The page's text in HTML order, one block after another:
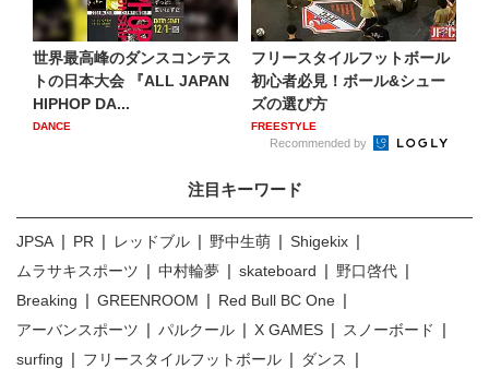
世界最高峰のダンスコンテス
トの日本大会 『ALL JAPAN
HIPHOP DA...
DANCE
フリースタイルフットボール
初心者必見！ボール&シュー
ズの選び方
FREESTYLE
Recommended by
注目キーワード
JPSA PR レッドブル 野中生萌
Shigekix
ムラサキスポーツ
中村輪夢 skateboard
野口啓代
Breaking
GREENROOM
Red Bull BC One
アーバンスポーツ
パルクール X GAMES
スノーボード
surfing
フリースタイルフットボール
ダンス